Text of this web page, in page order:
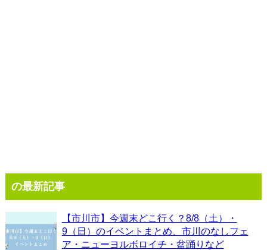
の最新記事
【市川市】今週末どこ行く？8/8（土）・
9（日）のイベントまとめ、市川のなしフェ
ア・ニューヨルボロイチ・盆踊りなど